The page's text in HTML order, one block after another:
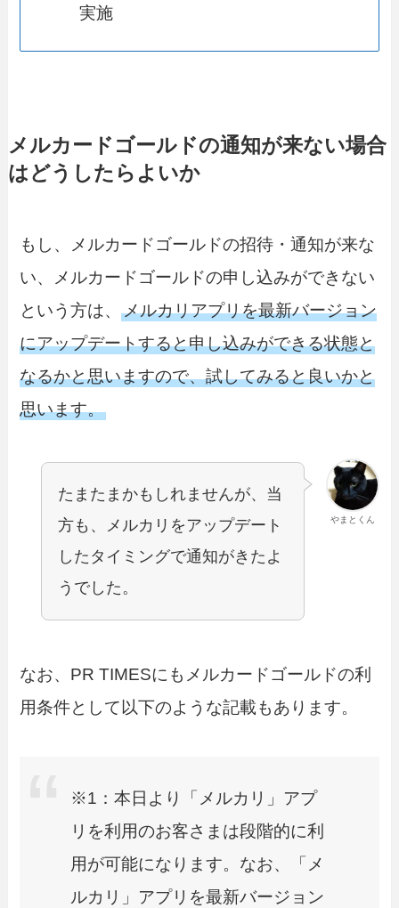
実施
メルカードゴールドの通知が来ない場合
はどうしたらよいか
もし、メルカードゴールドの招待・通知が来な
い、メルカードゴールドの申し込みができない
という方は、メルカリアプリを最新バージョン
にアップデートすると申し込みができる状態と
なるかと思いますので、試してみると良いかと
思います。
やまとくん
たまたまかもしれませんが、当
方も、メルカリをアップデート
したタイミングで通知がきたよ
うでした。
なお、PR TIMESにもメルカードゴールドの利
用条件として以下のような記載もあります。
※1：本日より「メルカリ」アプ
リを利用のお客さまは段階的に利
用が可能になります。なお、「メ
ルカリ」アプリを最新バージョン